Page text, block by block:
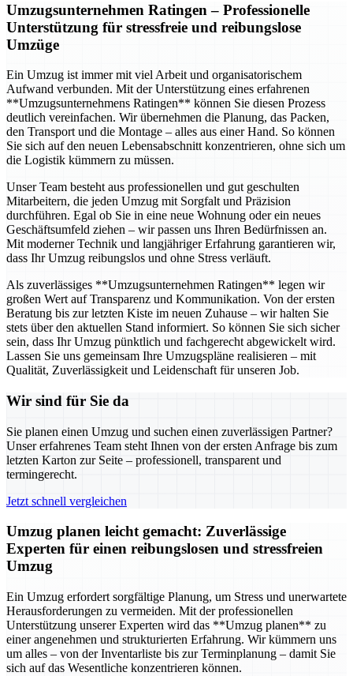
Umzugsunternehmen Ratingen – Professionelle
Unterstützung für stressfreie und reibungslose
Umzüge
Ein Umzug ist immer mit viel Arbeit und organisatorischem
Aufwand verbunden. Mit der Unterstützung eines erfahrenen
**Umzugsunternehmens Ratingen** können Sie diesen Prozess
deutlich vereinfachen. Wir übernehmen die Planung, das Packen,
den Transport und die Montage – alles aus einer Hand. So können
Sie sich auf den neuen Lebensabschnitt konzentrieren, ohne sich um
die Logistik kümmern zu müssen.
Unser Team besteht aus professionellen und gut geschulten
Mitarbeitern, die jeden Umzug mit Sorgfalt und Präzision
durchführen. Egal ob Sie in eine neue Wohnung oder ein neues
Geschäftsumfeld ziehen – wir passen uns Ihren Bedürfnissen an.
Mit moderner Technik und langjähriger Erfahrung garantieren wir,
dass Ihr Umzug reibungslos und ohne Stress verläuft.
Als zuverlässiges **Umzugsunternehmen Ratingen** legen wir
großen Wert auf Transparenz und Kommunikation. Von der ersten
Beratung bis zur letzten Kiste im neuen Zuhause – wir halten Sie
stets über den aktuellen Stand informiert. So können Sie sich sicher
sein, dass Ihr Umzug pünktlich und fachgerecht abgewickelt wird.
Lassen Sie uns gemeinsam Ihre Umzugspläne realisieren – mit
Qualität, Zuverlässigkeit und Leidenschaft für unseren Job.
Wir sind für Sie da
Sie planen einen Umzug und suchen einen zuverlässigen Partner?
Unser erfahrenes Team steht Ihnen von der ersten Anfrage bis zum
letzten Karton zur Seite – professionell, transparent und
termingerecht.
Jetzt schnell vergleichen
Umzug planen leicht gemacht: Zuverlässige
Experten für einen reibungslosen und stressfreien
Umzug
Ein Umzug erfordert sorgfältige Planung, um Stress und unerwartete
Herausforderungen zu vermeiden. Mit der professionellen
Unterstützung unserer Experten wird das **Umzug planen** zu
einer angenehmen und strukturierten Erfahrung. Wir kümmern uns
um alles – von der Inventarliste bis zur Terminplanung – damit Sie
sich auf das Wesentliche konzentrieren können.